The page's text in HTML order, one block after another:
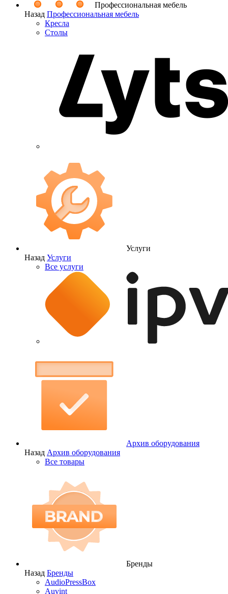
Профессиональная мебель
Назад Профессиональная мебель
Кресла
Столы
Услуги
Назад Услуги
Все услуги
Архив оборудования
Назад Архив оборудования
Все товары
Бренды
Назад Бренды
AudioPressBox
Auvint